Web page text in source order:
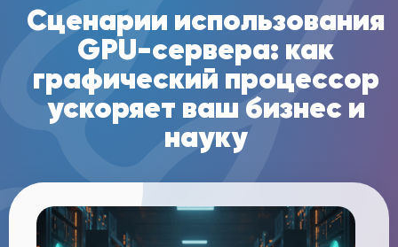
Сценарии использования
GPU-сервера: как
графический процессор
ускоряет ваш бизнес и
науку